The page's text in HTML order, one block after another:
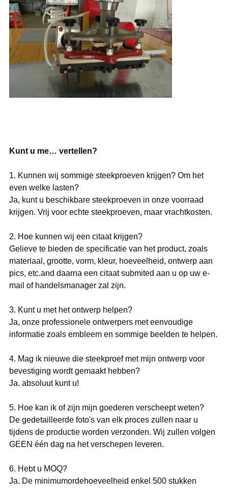
Kunt u me… vertellen?
1. Kunnen wij sommige steekproeven krijgen? Om het
even welke lasten?
Ja, kunt u beschikbare steekproeven in onze voorraad
krijgen. Vrij voor echte steekproeven, maar vrachtkosten.
2. Hoe kunnen wij een citaat krijgen?
Gelieve te bieden de specificatie van het product, zoals
materiaal, grootte, vorm, kleur, hoeveelheid, ontwerp aan
pics, etc.and daarna een citaat submited aan u op uw e-
mail of handelsmanager zal zijn.
3. Kunt u met het ontwerp helpen?
Ja, onze professionele ontwerpers met eenvoudige
informatie zoals embleem en sommige beelden te helpen.
4. Mag ik nieuwe die steekproef met mijn ontwerp voor
bevestiging wordt gemaakt hebben?
Ja. absoluut kunt u!
5. Hoe kan ik of zijn mijn goederen verscheept weten?
De gedetailleerde foto's van elk proces zullen naar u
tijdens de productie worden verzonden. Wij zullen volgen
GEEN één dag na het verschepen leveren.
6. Hebt u MOQ?
Ja. De minimumordehoeveelheid enkel 500 stukken